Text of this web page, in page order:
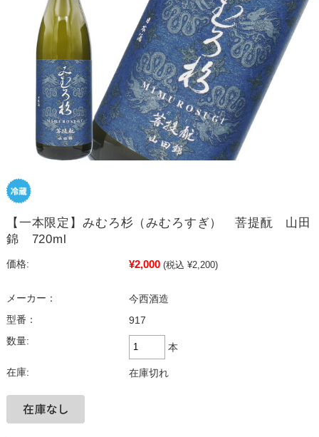
【一本限定】みむろ杉（みむろすぎ） 菩提酛 山田
錦 720ml
価格: ¥2,000 (税込 ¥2,200)
メーカー：
今西酒造
型番：
917
数量:
本
在庫: 在庫切れ